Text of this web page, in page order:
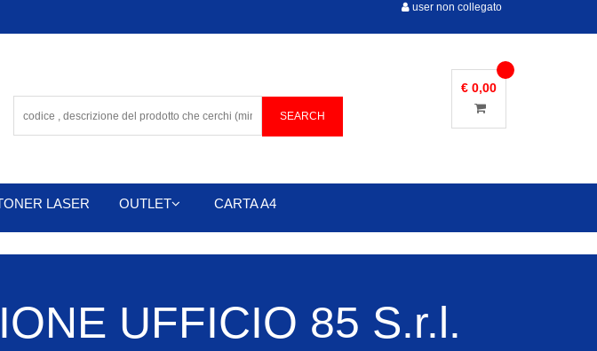
user non collegato
€ 0,00
LASER OUTLET CARTA A4
UFFICIO 85 S.r.l.